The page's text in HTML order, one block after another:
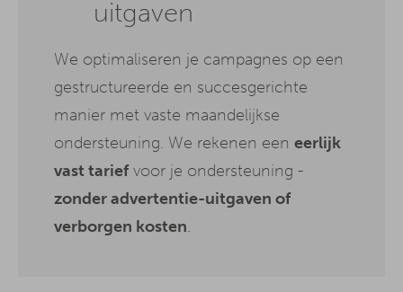
uitgaven
We optimaliseren je campagnes op een
gestructureerde en succesgerichte
manier met vaste maandelijkse
ondersteuning. We rekenen een eerlijk
vast tariefvoor je ondersteuning -
zonder advertentie-uitgaven of
verborgen kosten.